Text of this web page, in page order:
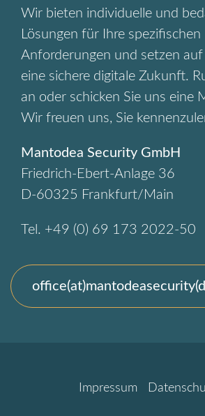
Wir bieten individuelle und
Lösungen für Ihre spezifischen
Anforderungen und setzen
eine sichere digitale Zukunft.
an oder schicken Sie uns eine
Wir freuen uns, Sie
Mantodea Security GmbH
Friedrich-Ebert-Anlage 36
D-60325 Frankfurt/Main
Tel. +49 (0) 69 173 2022-50
Impressum